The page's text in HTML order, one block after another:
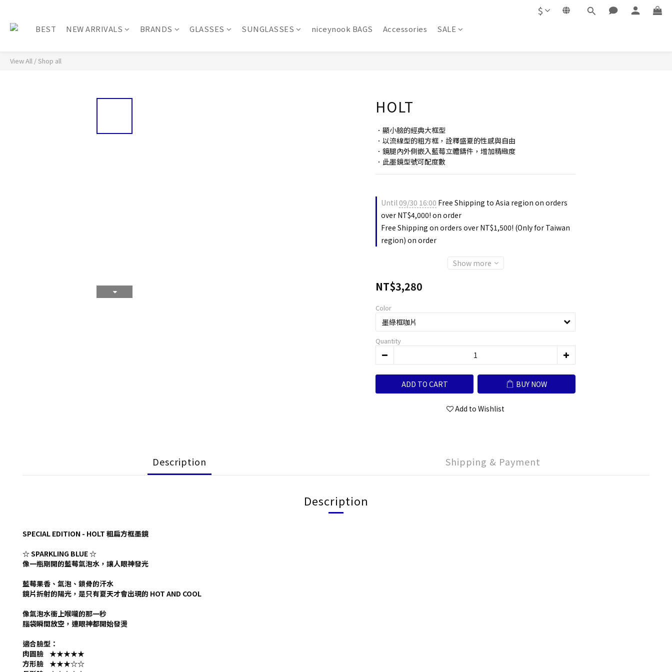
$
BEST NEW ARRIVALS BRANDS GLASSES SUNGLASSES niceynook BAGS Accessories SALE
View All /Shop all
HOLT
．顯小臉的經典大框型
．以流線型的粗方框，詮釋盛夏的性感與自由
．鏡腿內外側嵌入藍莓立體鑄件，增加精緻度
．此墨鏡型號可配度數
Until09/30 16:00 Free Shipping to Asia region on orders
over NT$4,000! on order
Free Shipping on orders over NT$1,500! (Only for Taiwan
region) on order
Show more
NT$3,280
Color
Quantity
ADD TO CART BUY NOW
Add to Wishlist
Description Shipping & Payment
Description
SPECIAL EDITION - HOLT 粗扁方框墨鏡
☆ SPARKLING BLUE ☆
像一瓶剛開的藍莓氣泡水，讓人眼神發光
藍莓果香、氣泡、鎖骨的汗水
鏡片折射的陽光，是只有夏天才會出現的 HOT AND COOL
像氣泡水衝上喉嚨的那一秒
腦袋瞬間放空，連眼神都開始發燙
適合臉型：
肉圓臉 ★★★★★
方形臉 ★★★☆☆